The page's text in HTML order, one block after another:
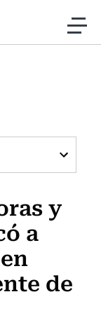
y
a
de